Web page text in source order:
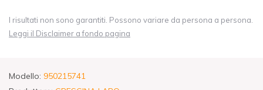
I risultati non sono garantiti. Possono variare da persona a persona.
Leggi il Disclaimer a fondo pagina
Modello: 950215741